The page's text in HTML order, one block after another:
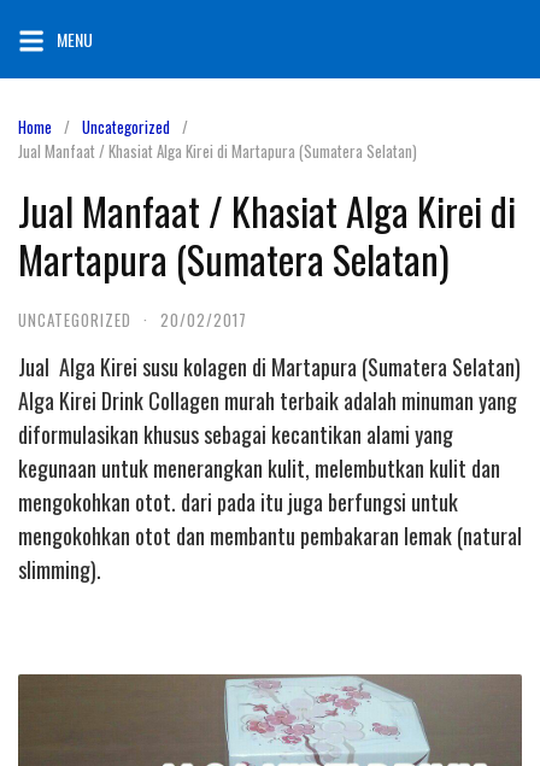
content
MENU
Home
Uncategorized
Jual Manfaat / Khasiat Alga Kirei di Martapura (Sumatera Selatan)
Jual Manfaat / Khasiat Alga Kirei di
Martapura (Sumatera Selatan)
UNCATEGORIZED · 20/02/2017
Jual Alga Kirei susu kolagen di Martapura (Sumatera Selatan)
Alga Kirei Drink Collagen murah terbaik adalah minuman yang
diformulasikan khusus sebagai kecantikan alami yang
kegunaan untuk menerangkan kulit, melembutkan kulit dan
mengokohkan otot. dari pada itu juga berfungsi untuk
mengokohkan otot dan membantu pembakaran lemak (natural
slimming).